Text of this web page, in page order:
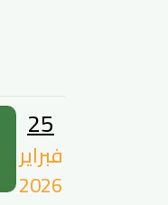
25
فبراير
2026